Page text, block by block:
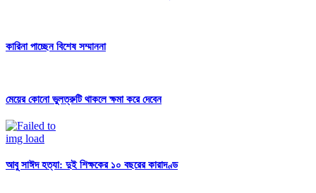
কারিনা পাচ্ছেন বিশেষ সম্মাননা
মেয়ের কোনো ভুলত্রুটি থাকলে ক্ষমা করে দেবেন
আবু সাঈদ হত্যা: দুই শিক্ষকের ১০ বছরের কারাদণ্ড